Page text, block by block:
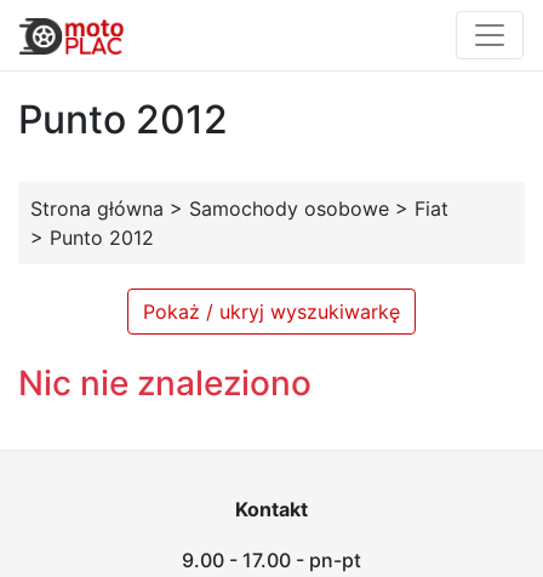
Punto 2012
Strona główna > Samochody osobowe > Fiat
> Punto 2012
Pokaż / ukryj wyszukiwarkę
Nic nie znaleziono
Kontakt
9.00 - 17.00 - pn-pt